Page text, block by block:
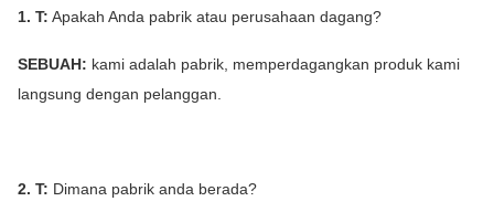
1. T: Apakah Anda pabrik atau perusahaan dagang?
SEBUAH: kami adalah pabrik, memperdagangkan produk kami
langsung dengan pelanggan.
2. T: Dimana pabrik anda berada?